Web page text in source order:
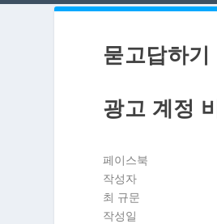
묻고답하기
광고 계정
페이스북
작성자
최 규문
작성일